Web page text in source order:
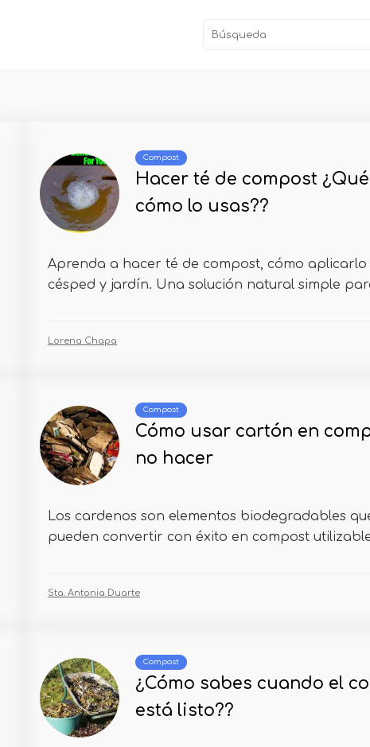
Compost
Hacer té de compost
cómo lo usas??
Aprenda a hacer té de compost, cómo aplicarlo
césped y jardín. Una solución natural simple
Lorena Chapa
Compost
Cómo usar cartón en
no hacer
Los cardenos son elementos biodegradables
pueden convertir con éxito en compost
Sta. Antonia Duarte
Compost
¿Cómo sabes cuando el
está listo??